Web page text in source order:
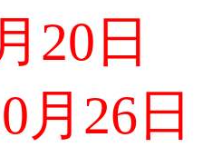
20日
月26日